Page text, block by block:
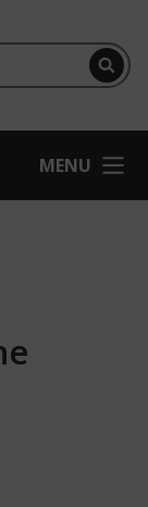
OPEN
MENU